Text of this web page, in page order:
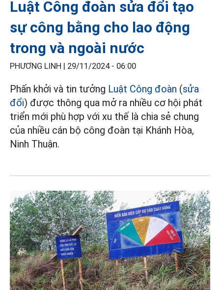
Luật Công đoàn sửa đổi tạo
sự công bằng cho lao động
trong và ngoài nước
PHƯƠNG LINH | 29/11/2024 - 06:00
Phấn khởi và tin tưởng Luật Công đoàn (sửa
đổi) được thông qua mở ra nhiều cơ hội phát
triển mới phù hợp với xu thế là chia sẻ chung
của nhiều cán bộ công đoàn tại Khánh Hòa,
Ninh Thuận.